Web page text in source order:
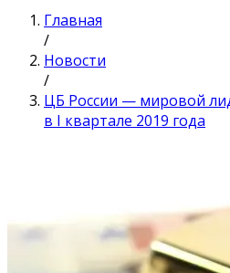
Главная
/
Новости
/
ЦБ России — мировой
в I квартале 2019 года